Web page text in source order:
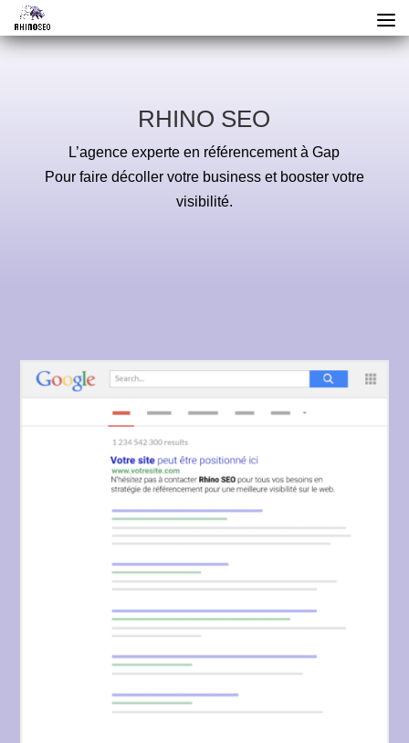
RHINO SEO
L’agence experte en référencement à Gap
Pour faire décoller votre business et booster votre
visibilité.